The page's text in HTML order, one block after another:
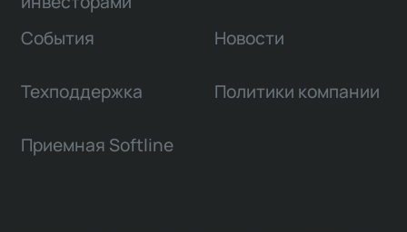
События Новости
Техподдержка Политики компании
Приемная Softline